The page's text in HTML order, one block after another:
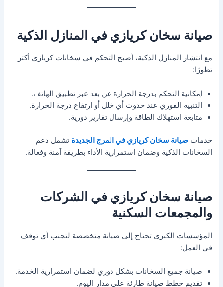
صيانة سخان كريازي في المنازل الذكية
مع انتشار المنازل الذكية، أصبح التحكم في سخانات كريازي أكثر
تطورًا:
إمكانية التحكم بدرجة الحرارة عن بعد عبر تطبيق الهاتف.
التنبيه الفوري عند حدوث أي خلل أو ارتفاع درجة الحرارة.
متابعة استهلاك الطاقة وإرسال تقارير دورية.
خدماتصيانة سخان كريازي في المرج الجديدة تشمل دعم
السخانات الذكية وضمان استمرارية الأداء بطريقة آمنة وفعالة.
صيانة سخان كريازي في الشركات
والمجمعات السكنية
المؤسسات الكبرى تحتاج إلى صيانة متخصصة لتجنب أي توقف
في العمل:
صيانة جميع السخانات بشكل دوري لضمان استمرارية الخدمة.
تقديم خطط صيانة طارئة على مدار اليوم.